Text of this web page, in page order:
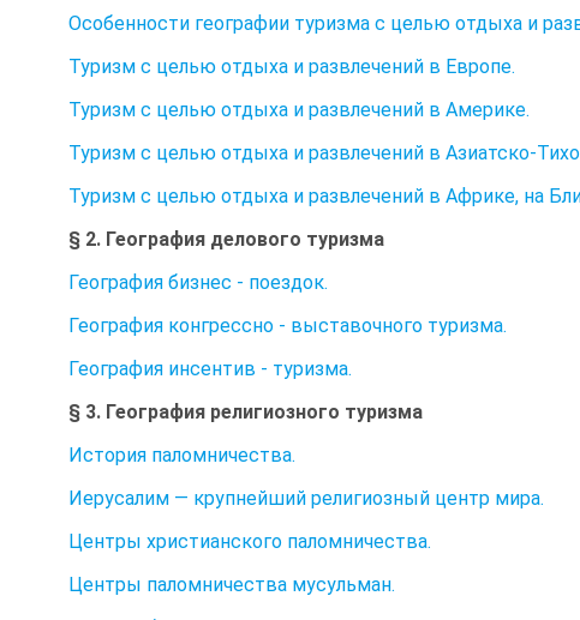
Особенности географии туризма с целью отдыха и
Туризм с целью отдыха и развлечений в Европе.
Туризм с целью отдыха и развлечений в Америке.
Туризм с целью отдыха и развлечений в Азиатско-
Туризм с целью отдыха и развлечений в Африке, на
§ 2. География делового туризма
География бизнес - поездок.
География конгрессно - выставочного туризма.
География инсентив - туризма.
§ 3. География религиозного туризма
История паломничества.
Иерусалим — крупнейший религиозный центр мира.
Центры христианского паломничества.
Центры паломничества мусульман.